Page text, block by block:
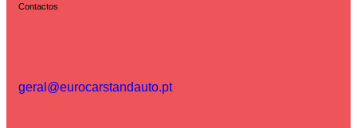
Contactos
geral@eurocarstandauto.pt